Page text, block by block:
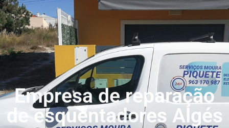
Empresa de reparação
de esquentadores Algés